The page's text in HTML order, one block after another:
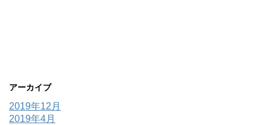
アーカイブ
2019年12月
2019年4月